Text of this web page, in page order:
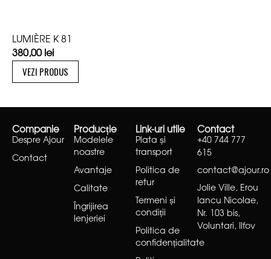
LUMIÈRE K 81
380,00 lei
VEZI PRODUS
Companie
Despre Ajour
Contact
Producție
Modelele
noastre
Avantaje
Calitate
Îngrijirea
lenjeriei
Link-uri utile
Plata și
transport
Politica de
retur
Termeni și
condiții
Politica de
confidențialitate
Contact
+40 744 777
615
contact@ajour.ro
Jolie Ville, Erou
Iancu Nicolae,
Nr. 103 bis,
Voluntari, Ilfov